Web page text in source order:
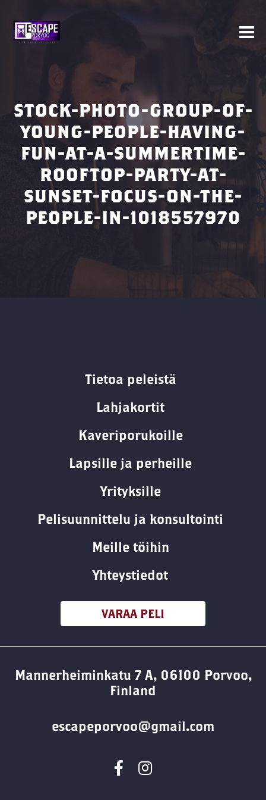
STOCK-PHOTO-GROUP-OF-
YOUNG-PEOPLE-HAVING-
FUN-AT-A-SUMMERTIME-
ROOFTOP-PARTY-AT-
SUNSET-FOCUS-ON-THE-
PEOPLE-IN-1018557970
Tietoa peleistä
Lahjakortit
Kaveriporukoille
Lapsille ja perheille
Yrityksille
Pelisuunnittelu ja konsultointi
Meille töihin
Yhteystiedot
VARAA PELI
Mannerheiminkatu 7 A, 06100 Porvoo,
Finland
escapeporvoo@gmail.com